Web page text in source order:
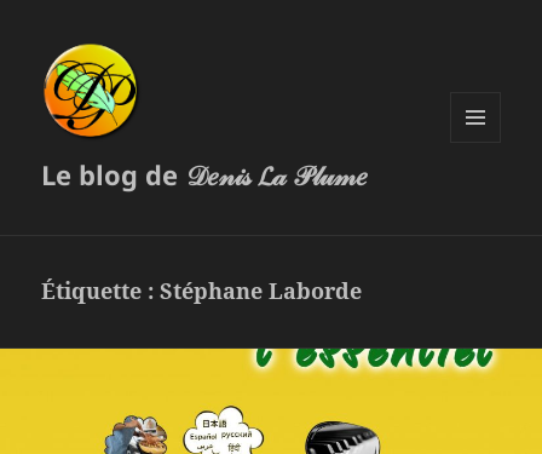
Le blog de 𝒟𝑒𝓃𝒾𝓈 𝓛𝒶 𝒫𝓁𝓊𝓂𝑒
Étiquette :Stéphane Laborde